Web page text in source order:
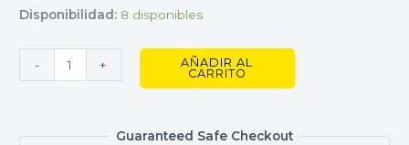
Disponibilidad: 8 disponibles
- +
AÑADIR AL
CARRITO
Guaranteed Safe Checkout